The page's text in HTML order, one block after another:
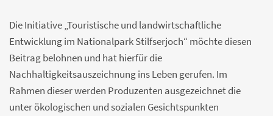
Die Initiative „Touristische und landwirtschaftliche
Entwicklung im Nationalpark Stilfserjoch“ möchte diesen
Beitrag belohnen und hat hierfür die
Nachhaltigkeitsauszeichnung ins Leben gerufen. Im
Rahmen dieser werden Produzenten ausgezeichnet die
unter ökologischen und sozialen Gesichtspunkten